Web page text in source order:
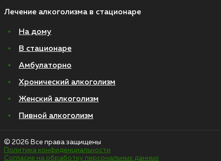
Лечение алкоголизма в стационаре
На дому
В стационаре
Амбулаторно
Хронический алкоголизм
Женский алкоголизм
Пивной алкоголизм
© 2026 Все права защищены
Политика конфиденциальности
Согласие на обработку персональных данных